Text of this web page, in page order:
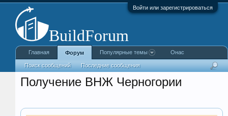
Войти или зарегистрироваться
Получение ВНЖ Черногории
Главная Форум
Поиск сообщений Последние сообщения
Популярные темы Онас